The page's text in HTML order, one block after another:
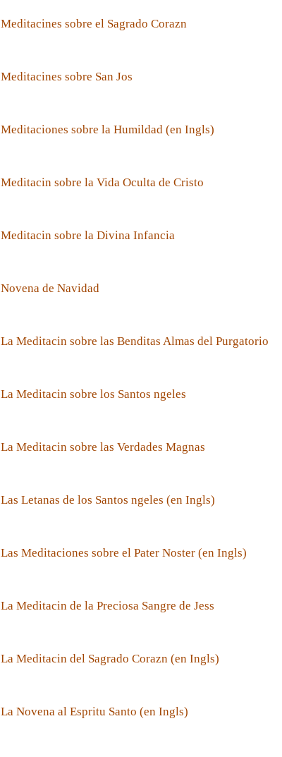
Meditacines sobre el Sagrado Corazn
Meditacines sobre San Jos
Meditaciones sobre la Humildad (en Ingls)
Meditacin sobre la Vida Oculta de Cristo
Meditacin sobre la Divina Infancia
Novena de Navidad
La Meditacin sobre las Benditas Almas del Purgatorio
La Meditacin sobre los Santos ngeles
La Meditacin sobre las Verdades Magnas
Las Letanas de los Santos ngeles (en Ingls)
Las Meditaciones sobre el Pater Noster (en Ingls)
La Meditacin de la Preciosa Sangre de Jess
La Meditacin del Sagrado Corazn (en Ingls)
La Novena al Espritu Santo (en Ingls)